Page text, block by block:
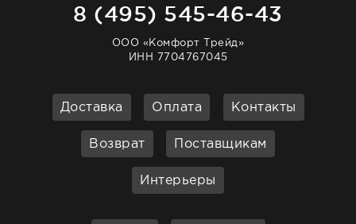
8 (495) 545-46-43
ООО «Комфорт Трейд»
ИНН 7704767045
Доставка Оплата Контакты
Возврат Поставщикам
Интерьеры